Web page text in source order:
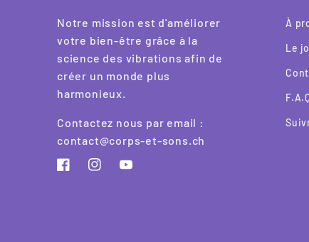
Notre mission est d'améliorer
votre bien-être grâce à la
science des vibrations afin de
créer un monde plus
harmonieux.
Contactez nous par email :
contact@corps-et-sons.ch
FacebookInstagramYouTube
À
Le